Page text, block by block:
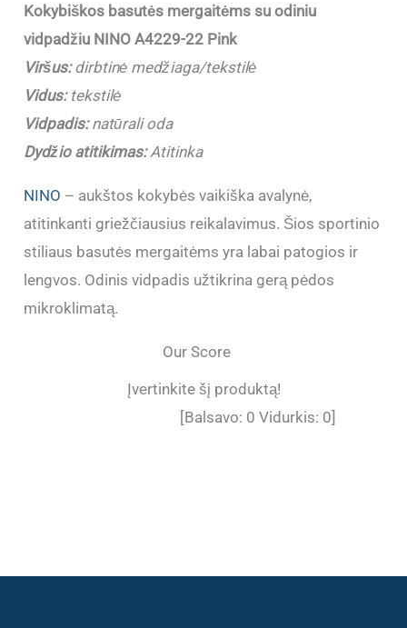
Kokybiškos basutės mergaitėms su odiniu
vidpadžiu NINO A4229-22 Pink
Viršus:dirbtinė medžiaga/tekstilė
Vidus:tekstilė
Vidpadis:natūrali oda
Dydžio atitikimas:Atitinka
NINO – aukštos kokybės vaikiška avalynė,
atitinkanti griežčiausius reikalavimus. Šios sportinio
stiliaus basutės mergaitėms yra labai patogios ir
lengvos. Odinis vidpadis užtikrina gerą pėdos
mikroklimatą.
Our Score
Įvertinkite šį produktą!
[Balsavo: 0 Vidurkis: 0]